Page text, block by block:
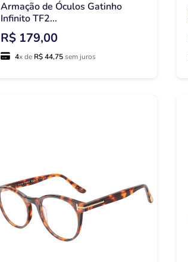
Armação de Óculos Gatinho
Infinito TF2...
R$ 179,00
4x de R$ 44,75 sem juros